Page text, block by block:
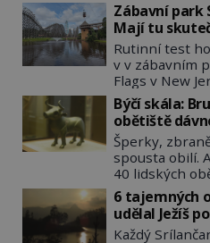
Zábavní park
Mají tu
hrůzy!
Rutinní test
v v zábavním
Flags v New
dopadne 16.
katastrofou.
Scott Tyler se
Zranění jsou
se životem.
bezpečnostní
osvětlí
tiskový mluvčí
vyšetřovatelé
Býčí skála:
obětiště
Šperky,
spousta obilí.
40 lidských
převážně
některým
a useknou
slavný
6 tajemných
udělal Ježíš
pozemský
Každý